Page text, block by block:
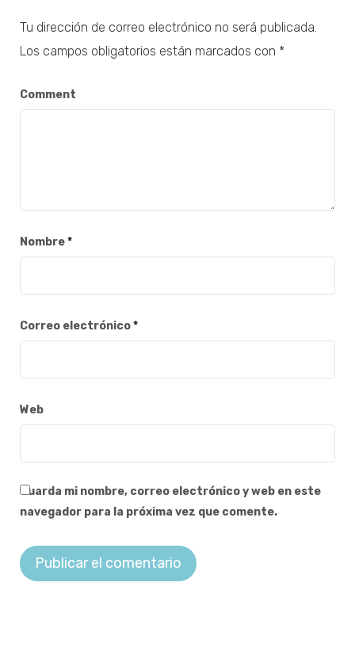
Tu dirección de correo electrónico no será publicada.
Los campos obligatorios están marcados con *
Comment
Nombre*
Correo electrónico*
Web
Guarda mi nombre, correo electrónico y web en este
navegador para la próxima vez que comente.